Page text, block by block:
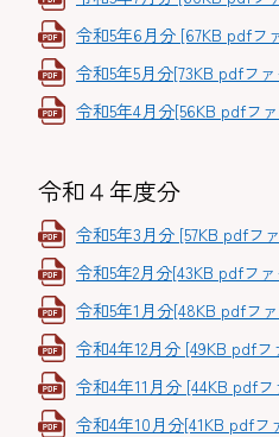
令和5年6月分 [67KB pdfフ
令和5年5月分[73KB pdfフ
令和5年4月分[56KB pdfフ
令和４年度分
令和5年3月分 [57KB pdfフ
令和5年2月分[43KB pdfフ
令和5年1月分[48KB pdfフ
令和4年12月分 [49KB pdfフ
令和4年11月分 [44KB pdf
令和4年10月分[41KB pdfフ